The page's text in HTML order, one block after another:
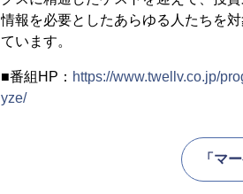
情報を必要としたあらゆる人たちを
ています。
■番組HP： https://www.twellv.co.jp/
yze/
「マ